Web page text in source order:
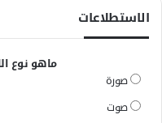
الاستطلاعات
ماهو نوع
صورة
صوت